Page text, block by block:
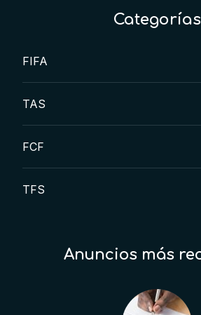
Categorías
FIFA
TAS
FCF
TFS
Anuncios más